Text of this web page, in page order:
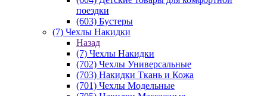
поездки
(603) Бустеры
(7) Чехлы Накидки
Назад
(7) Чехлы Накидки
(702) Чехлы Универсальные
(703) Накидки Ткань и Кожа
(701) Чехлы Модельные